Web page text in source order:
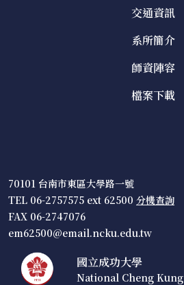
交通資訊
系所簡介
師資陣容
檔案下載
70101 台南市東區大學路一號
TEL 06-2757575 ext 62500 分機查詢
FAX 06-2747076
em62500@email.ncku.edu.tw
國立成功大學
National Cheng